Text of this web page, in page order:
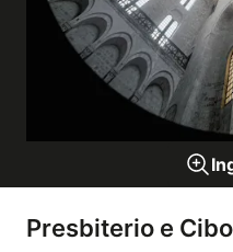
Presbiterio e